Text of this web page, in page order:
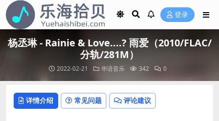
登录
杨丞琳 - Rainie & Love....? 雨爱（2010/FLAC/
分轨/281M）
2022-02-21 华语音乐 342 0
详情介绍 常见问题 评论建议